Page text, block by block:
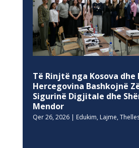
Të Rinjtë nga Kosova dhe
Hercegovina Bashkojnë
Sigurinë Digjitale dhe
Mendor
Qer 26, 2026| Edukim, Lajme,